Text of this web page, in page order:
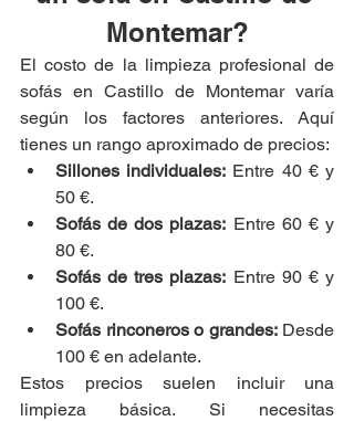
Montemar?
El costo de la limpieza profesional de
sofás en Castillo de Montemar varía
según los factores anteriores. Aquí
tienes un rango aproximado de precios:
Sillones individuales: Entre 40 € y
50 €.
Sofás de dos plazas: Entre 60 € y
80 €.
Sofás de tres plazas: Entre 90 € y
100 €.
Sofás rinconeros o grandes: Desde
100 € en adelante.
Estos precios suelen incluir una
limpieza básica. Si necesitas